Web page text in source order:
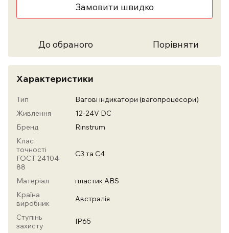
Замовити швидко
До обраного Порівняти
Характеристики
Тип
Вагові індикатори (вагопроцесори)
Живлення
12-24V DC
Бренд
Rinstrum
Клас
точності
ГОСТ 24104-
88
С3 та С4
Матеріал
пластик ABS
Країна
виробник
Австралія
Ступінь
захисту
IP65